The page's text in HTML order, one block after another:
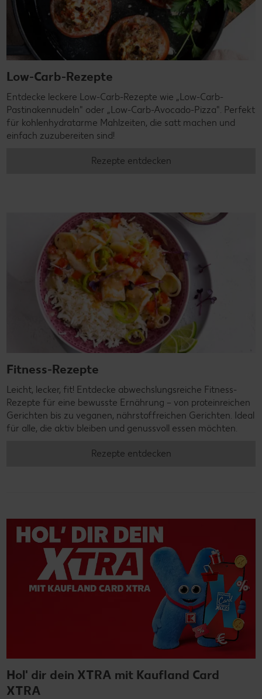
Low-Carb-Rezepte
Entdecke leckere Low-Carb-Rezepte wie „Low-Carb-
Pastinakennudeln" oder „Low-Carb-Avocado-Pizza". Perfekt
für kohlenhydratarme Mahlzeiten, die satt machen und
einfach zuzubereiten sind!
Rezepte entdecken
Fitness-Rezepte
Leicht, lecker, fit! Entdecke abwechslungsreiche Fitness-
Rezepte für eine bewusste Ernährung – von proteinreichen
Gerichten bis zu veganen, nährstoffreichen Gerichten. Ideal
für alle, die aktiv bleiben und genussvoll essen möchten.
Rezepte entdecken
Hol' dir dein XTRA mit Kaufland Card
XTRA